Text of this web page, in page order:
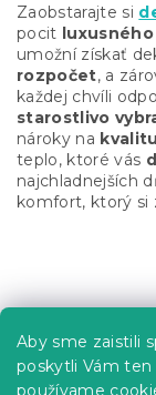
Aby sme zaistili
poskytli Vám ten
používame
Zaobstarajte si
pocit
umožní získať
rozpočet, a
každej chvíli
starostlivo
nároky na kvalitu
teplo, ktoré vás
najchladnejších
komfort, ktorý si
á
Predajne